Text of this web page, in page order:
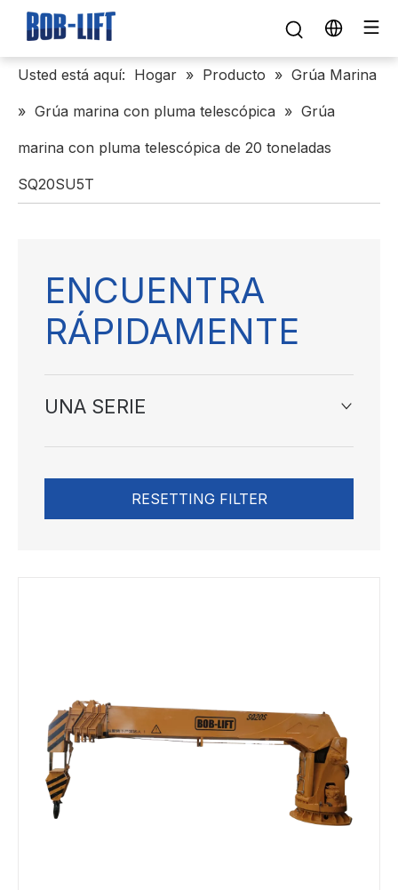
Usted está aquí: Hogar » Producto » Grúa Marina
» Grúa marina con pluma telescópica » Grúa
marina con pluma telescópica de 20 toneladas
SQ20SU5T
ENCUENTRA
RÁPIDAMENTE
UNA SERIE
RESETTING FILTER